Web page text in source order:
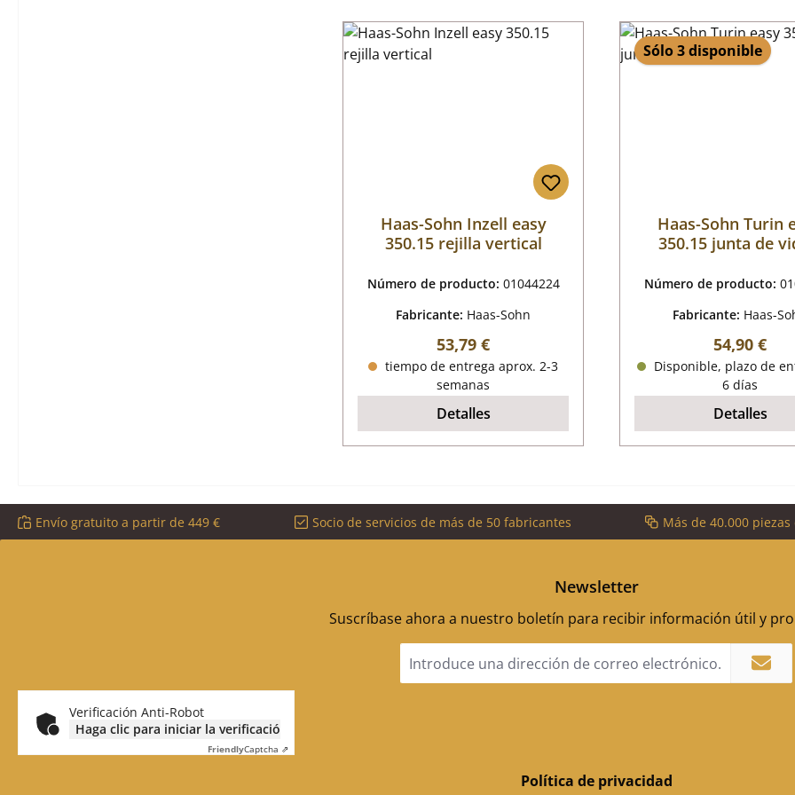
Haas-Sohn Inzell easy
350.15 rejilla vertical
Número de producto: 01044224
Fabricante: Haas-Sohn
Precio normal:
53,79 €
tiempo de entrega aprox. 2-3
semanas
Detalles
Sólo 3 disponible
Haas-Sohn Turin
350.15 junta de
Número de producto:
Fabricante: Haas-
Precio
54,90 €
Disponible, plazo de
6 días
Detalles
Envío gratuito a partir de 449 € Socio de servicios de más de 50 fabricantes Más de 40.000
Newsletter
Suscríbase ahora a nuestro boletín para recibir información útil y
de
Verificación Anti-Robot
Haga clic para iniciar la verificación
FriendlyCaptcha ⇗
Política de privacidad